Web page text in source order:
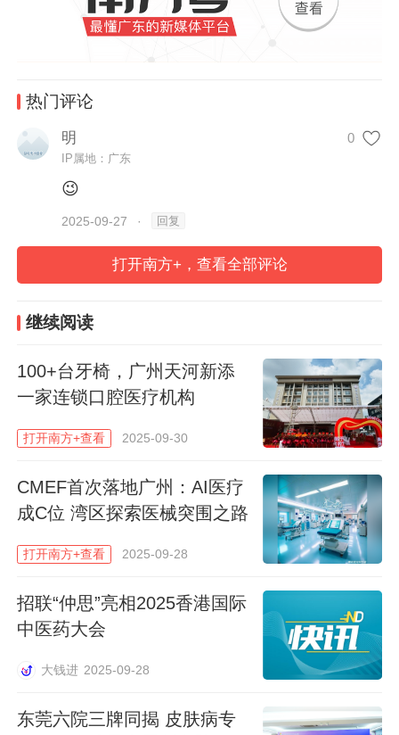
发展速度显著：从技术引进到规模普及
会上，空军军医大学口腔医院 教授刘宝林回
顾行业历程时提到，中国口腔种植起步于20
世纪80年代，始于选派团队赴瑞典学习种植
牙技术。“20世纪80年代，全国一年消耗的
种植体估计仅一两万颗，如今已突破千万
颗。”刘宝林教授表示，从事口腔种植的专业
人才数量大幅增长，技术普及让更多缺牙患
者受益——尤其是全口无牙老人，通过口腔
种植，就能解决进食难题，改善营养吸收。
热门评论
明 0
IP属地：广东
😉
2025-09-27 · 回复
打开南方+，查看全部评论
继续阅读
100+台牙椅，广州天河新添
一家连锁口腔医疗机构
打开南方+查看 2025-09-30
CMEF首次落地广州：AI医疗
成C位 湾区探索医械突围之路
打开南方+查看 2025-09-28
招联“仲思”亮相2025香港国际
中医药大会
大钱进 2025-09-28
东莞六院三牌同揭 皮肤病专